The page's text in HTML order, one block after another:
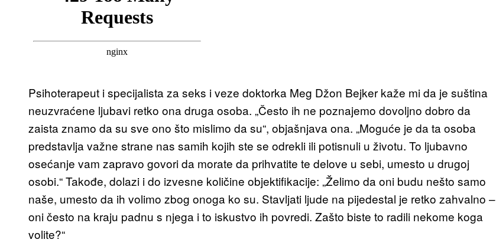
Psihoterapeut i specijalista za seks i veze doktorka Meg Džon Bejker kaže mi da je suština
neuzvraćene ljubavi retko ona druga osoba. „Često ih ne poznajemo dovoljno dobro da
zaista znamo da su sve ono što mislimo da su“, objašnjava ona. „Moguće je da ta osoba
predstavlja važne strane nas samih kojih ste se odrekli ili potisnuli u životu. To ljubavno
osećanje vam zapravo govori da morate da prihvatite te delove u sebi, umesto u drugoj
osobi.“ Takođe, dolazi i do izvesne količine objektifikacije: „Želimo da oni budu nešto samo
naše, umesto da ih volimo zbog onoga ko su. Stavljati ljude na pijedestal je retko zahvalno –
oni često na kraju padnu s njega i to iskustvo ih povredi. Zašto biste to radili nekome koga
volite?“